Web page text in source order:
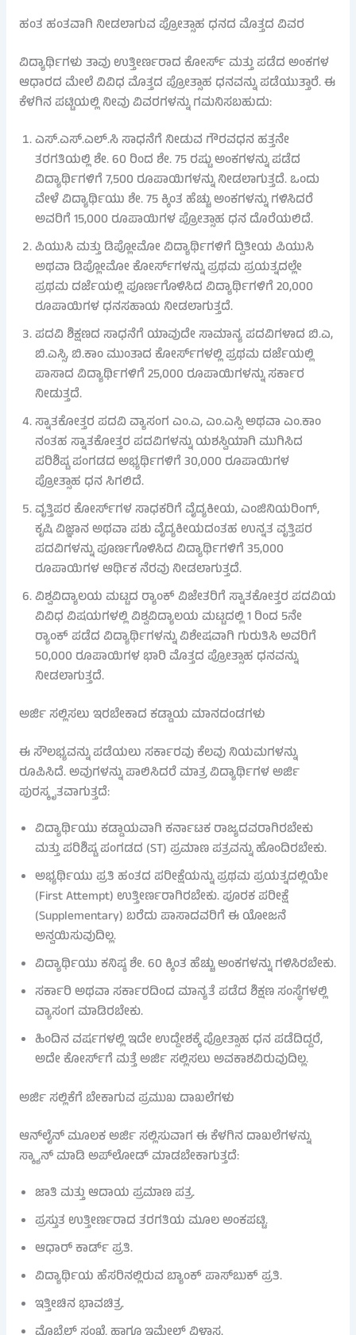
ಹಂತ ಹಂತವಾಗಿ ನೀಡಲಾಗುವ ಪ್ರೋತ್ಸಾಹ ಧನದ ಮೊತ್ತದ ವಿವರ
ವಿದ್ಯಾರ್ಥಿಗಳು ತಾವು ಉತ್ತೀರ್ಣರಾದ ಕೋರ್ಸ್ ಮತ್ತು ಪಡೆದ ಅಂಕಗಳ
ಆಧಾರದ ಮೇಲೆ ವಿವಿಧ ಮೊತ್ತದ ಪ್ರೋತ್ಸಾಹ ಧನವನ್ನು ಪಡೆಯುತ್ತಾರೆ. ಈ
ಕೆಳಗಿನ ಪಟ್ಟಿಯಲ್ಲಿ ನೀವು ವಿವರಗಳನ್ನು ಗಮನಿಸಬಹುದು:
ಎಸ್.ಎಸ್.ಎಲ್.ಸಿ ಸಾಧನೆಗೆ ನೀಡುವ ಗೌರವಧನ ಹತ್ತನೇ
ತರಗತಿಯಲ್ಲಿ ಶೇ. 60 ರಿಂದ ಶೇ. 75 ರಷ್ಟು ಅಂಕಗಳನ್ನು ಪಡೆದ
ವಿದ್ಯಾರ್ಥಿಗಳಿಗೆ 7,500 ರೂಪಾಯಿಗಳನ್ನು ನೀಡಲಾಗುತ್ತದೆ. ಒಂದು
ವೇಳೆ ವಿದ್ಯಾರ್ಥಿಯು ಶೇ. 75 ಕ್ಕಿಂತ ಹೆಚ್ಚು ಅಂಕಗಳನ್ನು ಗಳಿಸಿದರೆ
ಅವರಿಗೆ 15,000 ರೂಪಾಯಿಗಳ ಪ್ರೋತ್ಸಾಹ ಧನ ದೊರೆಯಲಿದೆ.
ಪಿಯುಸಿ ಮತ್ತು ಡಿಪ್ಲೋಮೋ ವಿದ್ಯಾರ್ಥಿಗಳಿಗೆ ದ್ವಿತೀಯ ಪಿಯುಸಿ
ಅಥವಾ ಡಿಪ್ಲೋಮೋ ಕೋರ್ಸ್‌ಗಳನ್ನು ಪ್ರಥಮ ಪ್ರಯತ್ನದಲ್ಲೇ
ಪ್ರಥಮ ದರ್ಜೆಯಲ್ಲಿ ಪೂರ್ಣಗೊಳಿಸಿದ ವಿದ್ಯಾರ್ಥಿಗಳಿಗೆ 20,000
ರೂಪಾಯಿಗಳ ಧನಸಹಾಯ ನೀಡಲಾಗುತ್ತದೆ.
ಪದವಿ ಶಿಕ್ಷಣದ ಸಾಧನೆಗೆ ಯಾವುದೇ ಸಾಮಾನ್ಯ ಪದವಿಗಳಾದ ಬಿ.ಎ,
ಬಿ.ಎಸ್ಸಿ, ಬಿ.ಕಾಂ ಮುಂತಾದ ಕೋರ್ಸ್‌ಗಳಲ್ಲಿ ಪ್ರಥಮ ದರ್ಜೆಯಲ್ಲಿ
ಪಾಸಾದ ವಿದ್ಯಾರ್ಥಿಗಳಿಗೆ 25,000 ರೂಪಾಯಿಗಳನ್ನು ಸರ್ಕಾರ
ನೀಡುತ್ತದೆ.
ಸ್ನಾತಕೋತ್ತರ ಪದವಿ ವ್ಯಾಸಂಗ ಎಂ.ಎ, ಎಂ.ಎಸ್ಸಿ ಅಥವಾ ಎಂ.ಕಾಂ
ನಂತಹ ಸ್ನಾತಕೋತ್ತರ ಪದವಿಗಳನ್ನು ಯಶಸ್ವಿಯಾಗಿ ಮುಗಿಸಿದ
ಪರಿಶಿಷ್ಟ ಪಂಗಡದ ಅಭ್ಯರ್ಥಿಗಳಿಗೆ 30,000 ರೂಪಾಯಿಗಳ
ಪ್ರೋತ್ಸಾಹ ಧನ ಸಿಗಲಿದೆ.
ವೃತ್ತಿಪರ ಕೋರ್ಸ್‌ಗಳ ಸಾಧಕರಿಗೆ ವೈದ್ಯಕೀಯ, ಎಂಜಿನಿಯರಿಂಗ್,
ಕೃಷಿ ವಿಜ್ಞಾನ ಅಥವಾ ಪಶು ವೈದ್ಯಕೀಯದಂತಹ ಉನ್ನತ ವೃತ್ತಿಪರ
ಪದವಿಗಳನ್ನು ಪೂರ್ಣಗೊಳಿಸಿದ ವಿದ್ಯಾರ್ಥಿಗಳಿಗೆ 35,000
ರೂಪಾಯಿಗಳ ಆರ್ಥಿಕ ನೆರವು ನೀಡಲಾಗುತ್ತದೆ.
ವಿಶ್ವವಿದ್ಯಾಲಯ ಮಟ್ಟದ ರ‍್ಯಾಂಕ್ ವಿಜೇತರಿಗೆ ಸ್ನಾತಕೋತ್ತರ ಪದವಿಯ
ವಿವಿಧ ವಿಷಯಗಳಲ್ಲಿ ವಿಶ್ವವಿದ್ಯಾಲಯ ಮಟ್ಟದಲ್ಲಿ 1 ರಿಂದ 5ನೇ
ರ‍್ಯಾಂಕ್ ಪಡೆದ ವಿದ್ಯಾರ್ಥಿಗಳನ್ನು ವಿಶೇಷವಾಗಿ ಗುರುತಿಸಿ ಅವರಿಗೆ
50,000 ರೂಪಾಯಿಗಳ ಭಾರಿ ಮೊತ್ತದ ಪ್ರೋತ್ಸಾಹ ಧನವನ್ನು
ನೀಡಲಾಗುತ್ತದೆ.
ಅರ್ಜಿ ಸಲ್ಲಿಸಲು ಇರಬೇಕಾದ ಕಡ್ಡಾಯ ಮಾನದಂಡಗಳು
ಈ ಸೌಲಭ್ಯವನ್ನು ಪಡೆಯಲು ಸರ್ಕಾರವು ಕೆಲವು ನಿಯಮಗಳನ್ನು
ರೂಪಿಸಿದೆ. ಅವುಗಳನ್ನು ಪಾಲಿಸಿದರೆ ಮಾತ್ರ ವಿದ್ಯಾರ್ಥಿಗಳ ಅರ್ಜಿ
ಪುರಸ್ಕೃತವಾಗುತ್ತದೆ:
ವಿದ್ಯಾರ್ಥಿಯು ಕಡ್ಡಾಯವಾಗಿ ಕರ್ನಾಟಕ ರಾಜ್ಯದವರಾಗಿರಬೇಕು
ಮತ್ತು ಪರಿಶಿಷ್ಟ ಪಂಗಡದ (ST) ಪ್ರಮಾಣ ಪತ್ರವನ್ನು ಹೊಂದಿರಬೇಕು.
ಅಭ್ಯರ್ಥಿಯು ಪ್ರತಿ ಹಂತದ ಪರೀಕ್ಷೆಯನ್ನು ಪ್ರಥಮ ಪ್ರಯತ್ನದಲ್ಲಿಯೇ
(First Attempt) ಉತ್ತೀರ್ಣರಾಗಿರಬೇಕು. ಪೂರಕ ಪರೀಕ್ಷೆ
(Supplementary) ಬರೆದು ಪಾಸಾದವರಿಗೆ ಈ ಯೋಜನೆ
ಅನ್ವಯಿಸುವುದಿಲ್ಲ.
ವಿದ್ಯಾರ್ಥಿಯು ಕನಿಷ್ಠ ಶೇ. 60 ಕ್ಕಿಂತ ಹೆಚ್ಚು ಅಂಕಗಳನ್ನು ಗಳಿಸಿರಬೇಕು.
ಸರ್ಕಾರಿ ಅಥವಾ ಸರ್ಕಾರದಿಂದ ಮಾನ್ಯತೆ ಪಡೆದ ಶಿಕ್ಷಣ ಸಂಸ್ಥೆಗಳಲ್ಲಿ
ವ್ಯಾಸಂಗ ಮಾಡಿರಬೇಕು.
ಹಿಂದಿನ ವರ್ಷಗಳಲ್ಲಿ ಇದೇ ಉದ್ದೇಶಕ್ಕೆ ಪ್ರೋತ್ಸಾಹ ಧನ ಪಡೆದಿದ್ದರೆ,
ಅದೇ ಕೋರ್ಸ್‌ಗೆ ಮತ್ತೆ ಅರ್ಜಿ ಸಲ್ಲಿಸಲು ಅವಕಾಶವಿರುವುದಿಲ್ಲ.
ಅರ್ಜಿ ಸಲ್ಲಿಕೆಗೆ ಬೇಕಾಗುವ ಪ್ರಮುಖ ದಾಖಲೆಗಳು
ಆನ್‌ಲೈನ್ ಮೂಲಕ ಅರ್ಜಿ ಸಲ್ಲಿಸುವಾಗ ಈ ಕೆಳಗಿನ ದಾಖಲೆಗಳನ್ನು
ಸ್ಕ್ಯಾನ್ ಮಾಡಿ ಅಪ್‌ಲೋಡ್ ಮಾಡಬೇಕಾಗುತ್ತದೆ:
ಜಾತಿ ಮತ್ತು ಆದಾಯ ಪ್ರಮಾಣ ಪತ್ರ.
ಪ್ರಸ್ತುತ ಉತ್ತೀರ್ಣರಾದ ತರಗತಿಯ ಮೂಲ ಅಂಕಪಟ್ಟಿ.
ಆಧಾರ್ ಕಾರ್ಡ್ ಪ್ರತಿ.
ವಿದ್ಯಾರ್ಥಿಯ ಹೆಸರಿನಲ್ಲಿರುವ ಬ್ಯಾಂಕ್ ಪಾಸ್‌ಬುಕ್ ಪ್ರತಿ.
ಇತ್ತೀಚಿನ ಭಾವಚಿತ್ರ.